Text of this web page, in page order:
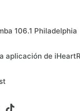
106.1 Philadelphia
aplicación de